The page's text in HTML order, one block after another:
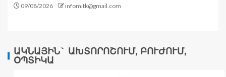
09/08/2026 infomitk@gmail.com
ԱԿՆԱՅԻՆ` ԱԽՏՈՐՈՇՈՒՄ, ԲՈՒԺՈՒՄ,
ՕՊՏԻԿԱ